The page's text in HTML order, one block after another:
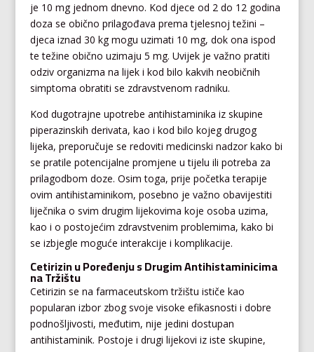
je 10 mg jednom dnevno. Kod djece od 2 do 12 godina
doza se obično prilagođava prema tjelesnoj težini –
djeca iznad 30 kg mogu uzimati 10 mg, dok ona ispod
te težine obično uzimaju 5 mg. Uvijek je važno pratiti
odziv organizma na lijek i kod bilo kakvih neobičnih
simptoma obratiti se zdravstvenom radniku.
Kod dugotrajne upotrebe antihistaminika iz skupine
piperazinskih derivata, kao i kod bilo kojeg drugog
lijeka, preporučuje se redoviti medicinski nadzor kako bi
se pratile potencijalne promjene u tijelu ili potreba za
prilagodbom doze. Osim toga, prije početka terapije
ovim antihistaminikom, posebno je važno obavijestiti
liječnika o svim drugim lijekovima koje osoba uzima,
kao i o postojećim zdravstvenim problemima, kako bi
se izbjegle moguće interakcije i komplikacije.
Cetirizin u Poređenju s Drugim Antihistaminicima
na Tržištu
Cetirizin se na farmaceutskom tržištu ističe kao
popularan izbor zbog svoje visoke efikasnosti i dobre
podnošljivosti, međutim, nije jedini dostupan
antihistaminik. Postoje i drugi lijekovi iz iste skupine,